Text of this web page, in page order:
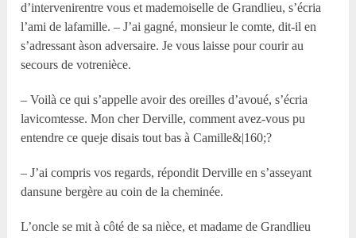
d’intervenirentre vous et mademoiselle de Grandlieu, s’écria
l’ami de lafamille. – J’ai gagné, monsieur le comte, dit-il en
s’adressant àson adversaire. Je vous laisse pour courir au
secours de votrenièce.
– Voilà ce qui s’appelle avoir des oreilles d’avoué, s’écria
lavicomtesse. Mon cher Derville, comment avez-vous pu
entendre ce queje disais tout bas à Camille&|160;?
– J’ai compris vos regards, répondit Derville en s’asseyant
dansune bergère au coin de la cheminée.
L’oncle se mit à côté de sa nièce, et madame de Grandlieu